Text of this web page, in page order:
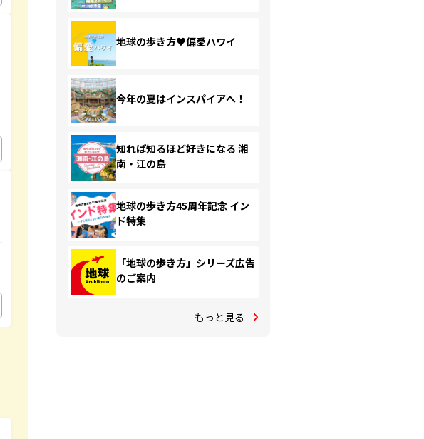
地球の歩き方♥偏愛ハワイ
今年の夏はインスパイアへ！
知れば知るほど好きになる 湘
南・江の島
地球の歩き方45周年記念 イン
ド特集
「地球の歩き方」シリーズ広告
のご案内
もっと見る